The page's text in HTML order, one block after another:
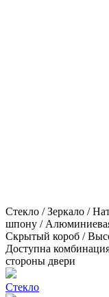
Стекло / Зеркало /
шпону /
Скрытый короб /
Доступна
стороны двери
Стекло